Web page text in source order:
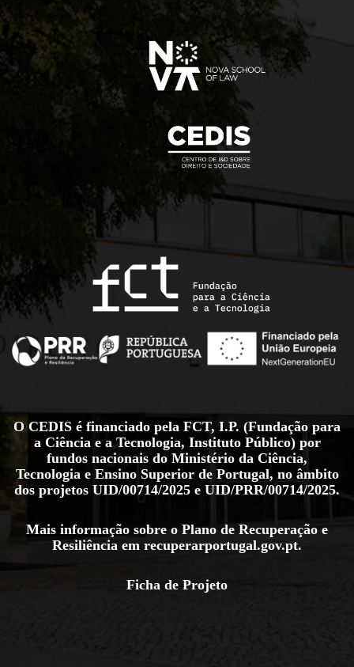
O CEDIS é financiado pela FCT, I.P. (Fundação para
a Ciência e a Tecnologia, Instituto Público) por
fundos nacionais do Ministério da Ciência,
Tecnologia e Ensino Superior de Portugal, no âmbito
dos projetos UID/00714/2025 e UID/PRR/00714/2025.
Mais informação sobre o Plano de Recuperação e
Resiliência em recuperarportugal.gov.pt.
Ficha de Projeto